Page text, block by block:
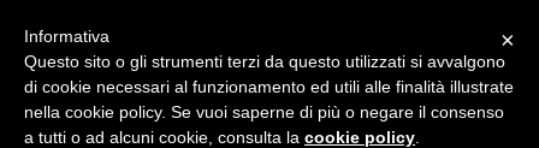
×
Informativa
Questo sito o gli strumenti terzi da questo utilizzati si avvalgono
di cookie necessari al funzionamento ed utili alle finalità illustrate
nella cookie policy. Se vuoi saperne di più o negare il consenso
a tutti o ad alcuni cookie, consulta la cookie policy